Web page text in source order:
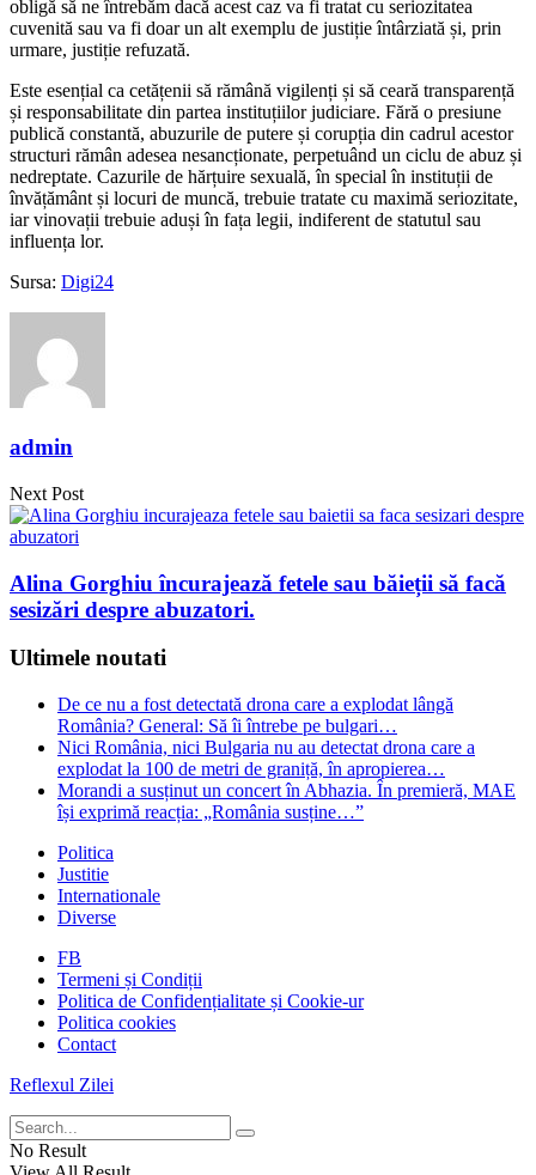
obligă să ne întrebăm dacă acest caz va fi tratat cu seriozitatea
cuvenită sau va fi doar un alt exemplu de justiție întârziată și, prin
urmare, justiție refuzată.
Este esențial ca cetățenii să rămână vigilenți și să ceară transparență
și responsabilitate din partea instituțiilor judiciare. Fără o presiune
publică constantă, abuzurile de putere și corupția din cadrul acestor
structuri rămân adesea nesancționate, perpetuând un ciclu de abuz și
nedreptate. Cazurile de hărțuire sexuală, în special în instituții de
învățământ și locuri de muncă, trebuie tratate cu maximă seriozitate,
iar vinovații trebuie aduși în fața legii, indiferent de statutul sau
influența lor.
Sursa: Digi24
admin
Next Post
Alina Gorghiu încurajează fetele sau băieții să facă
sesizări despre abuzatori.
Ultimele noutati
De ce nu a fost detectată drona care a explodat lângă
România? General: Să îi întrebe pe bulgari…
Nici România, nici Bulgaria nu au detectat drona care a
explodat la 100 de metri de graniță, în apropierea…
Morandi a susținut un concert în Abhazia. În premieră, MAE
își exprimă reacția: „România susține…”
Politica
Justitie
Internationale
Diverse
FB
Termeni și Condiții
Politica de Confidențialitate și Cookie-ur
Politica cookies
Contact
Reflexul Zilei
No Result